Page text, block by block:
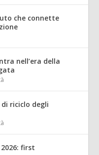
che connette
nell’era della
di riciclo degli
first